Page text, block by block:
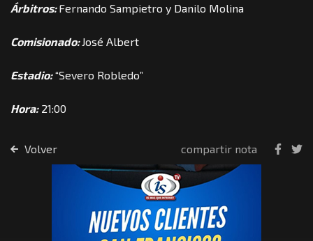
Árbitros: Fernando Sampietro y Danilo Molina
Comisionado: José Albert
Estadio:“Severo Robledo”
Hora:21:00
Volver compartir nota